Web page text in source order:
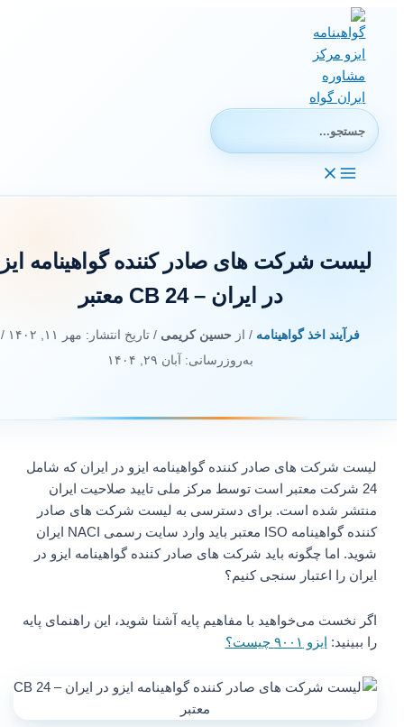
جستجوی:
لیست شرکت های صادر کننده گواهینامه
در ایران – 24 CB معتبر
فرآیند اخذ گواهینامه/ از حسین کریمی / تاریخ انتشار: مهر ۱۱, ۱۴۰۲
/
به‌روزرسانی: آبان ۲۹, ۱۴۰۴
لیست شرکت های صادر کننده گواهینامه ایزو در ایران که شامل
24 شرکت معتبر است توسط مرکز ملی تایید صلاحیت ایران
منتشر شده است. برای دسترسی به لیست شرکت های صادر
کننده گواهینامه ISO معتبر باید وارد سایت رسمی NACI ایران
شوید. اما چگونه باید شرکت های صادر کننده گواهینامه ایزو در
ایران را اعتبار سنجی کنیم؟
اگر نخست می‌خواهید با مفاهیم پایه آشنا شوید، این راهنمای پایه
را ببینید:ایزو ۹۰۰۱ چیست؟